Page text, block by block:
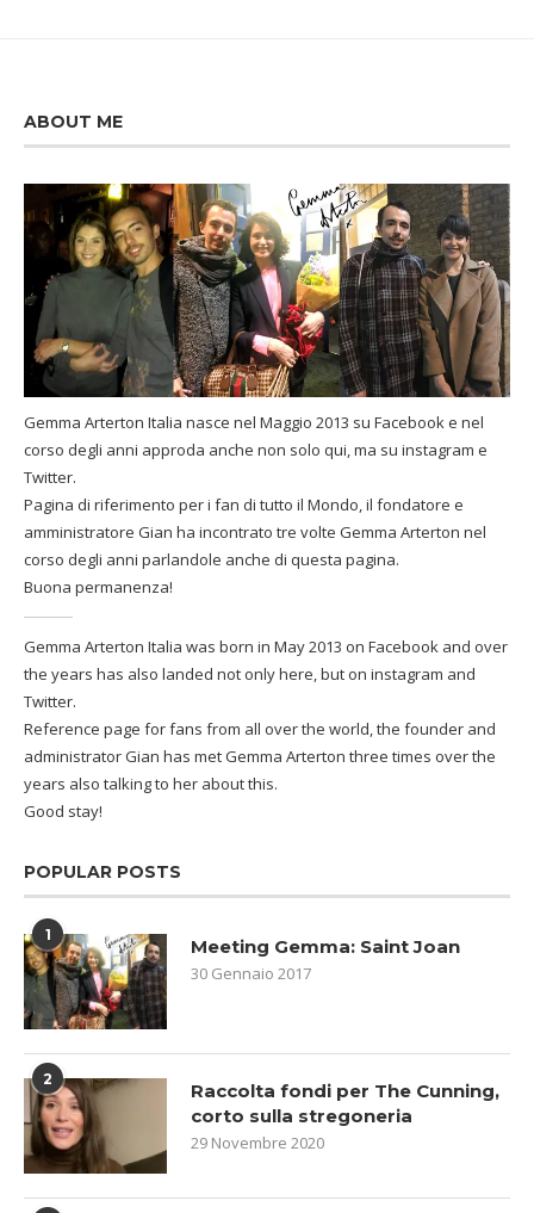
ABOUT ME
Gemma Arterton Italia nasce nel Maggio 2013 su Facebook e nel
corso degli anni approda anche non solo qui, ma su instagram e
Twitter.
Pagina di riferimento per i fan di tutto il Mondo, il fondatore e
amministratore Gian ha incontrato tre volte Gemma Arterton nel
corso degli anni parlandole anche di questa pagina.
Buona permanenza!
Gemma Arterton Italia was born in May 2013 on Facebook and over
the years has also landed not only here, but on instagram and
Twitter.
Reference page for fans from all over the world, the founder and
administrator Gian has met Gemma Arterton three times over the
years also talking to her about this.
Good stay!
POPULAR POSTS
1 Meeting Gemma: Saint Joan
30 Gennaio 2017
2
Raccolta fondi per The Cunning,
corto sulla stregoneria
29 Novembre 2020